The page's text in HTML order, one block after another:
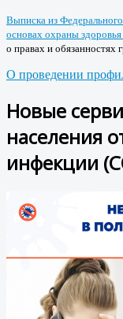
Выписка из
основах охраны
о правах и обязанностях
О проведении
Новые
населения
инфекции